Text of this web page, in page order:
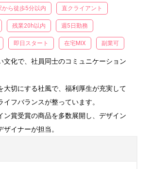
から徒歩5分以内 直クライアント
残業20h以内 週5日勤務
即日スタート 在宅MIX 副業可
化で、社員同士のコミュニケーション
切にする社風で、福利厚生が充実して
イフバランスが整っています。
賞受賞の商品を多数展開し、デザイン
イナーが担当。